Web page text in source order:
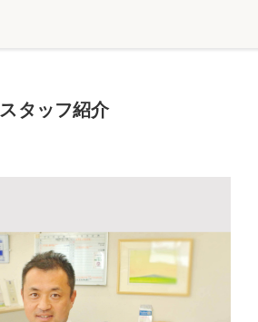
スタッフ紹介